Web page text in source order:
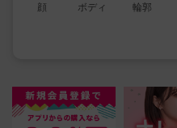
顔 ボディ 輪郭